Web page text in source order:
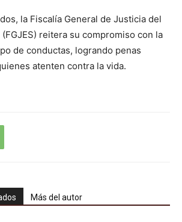
la Fiscalía General de Justicia del
reitera su compromiso con la
de conductas, logrando penas
atenten contra la vida.
Más del autor